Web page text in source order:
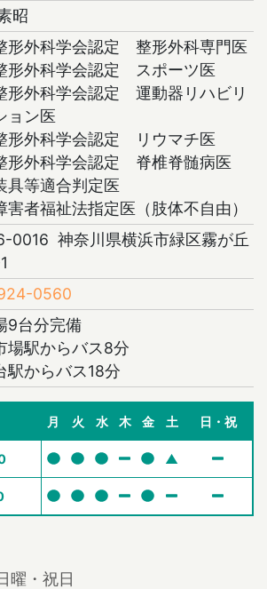
昭
形外科学会認定 整形外科専門医
形外科学会認定 スポーツ医
形外科学会認定 運動器リハビリ
ョン医
形外科学会認定 リウマチ医
形外科学会認定 脊椎脊髄病医
具等適合判定医
害者福祉法指定医（肢体不自由）
0016 神奈川県横浜市緑区霧が丘
0560
9台分完備
場駅からバス8分
駅からバス18分
月 火 水 木 金 土 日・祝
▲
曜・祝日